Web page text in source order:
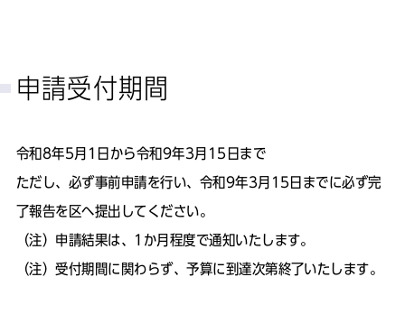
申請受付期間
令和8年5月1日から令和9年3月15日まで
ただし、必ず事前申請を行い、令和9年3月15日までに必ず完
了報告を区へ提出してください。
（注）申請結果は、1か月程度で通知いたします。
（注）受付期間に関わらず、予算に到達次第終了いたします。